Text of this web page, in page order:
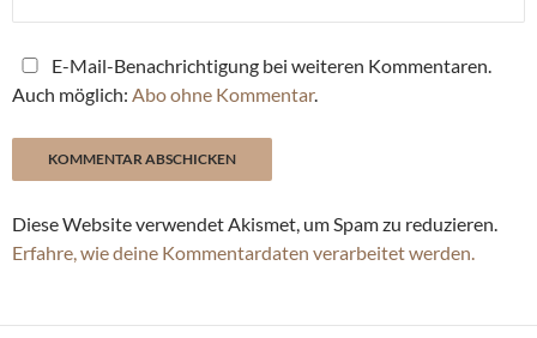
E-Mail-Benachrichtigung bei weiteren Kommentaren.
Auch möglich: Abo ohne Kommentar.
Diese Website verwendet Akismet, um Spam zu reduzieren.
Erfahre, wie deine Kommentardaten verarbeitet werden.